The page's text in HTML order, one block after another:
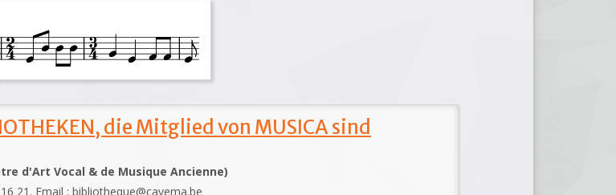
die Mitglied von MUSICA sind
d'Art Vocal & de Musique Ancienne)
21. Email : bibliotheque@cavema.be